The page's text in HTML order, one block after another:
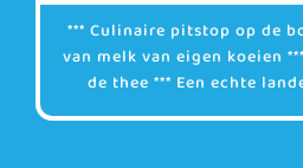
*** Culinaire pitstop op de
van melk van eigen koeien
de thee *** Een echte